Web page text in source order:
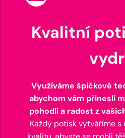
Kvalitní
Využíváme špičkové
abychom vám přinesli
pohodlí a radost z
Každý potisk vytváříme s